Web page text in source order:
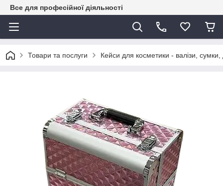
Все для професійної діяльності
Товари та послуги Кейси для косметики - валізи, сумки,